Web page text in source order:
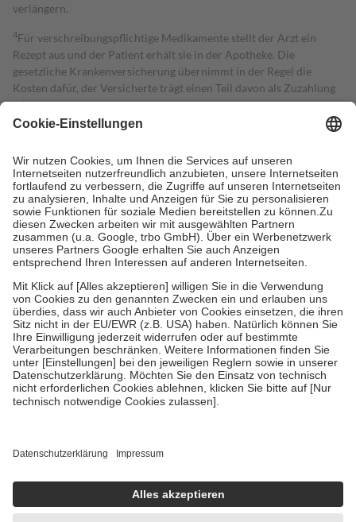
verlängern.
4Für verschreibungspflichtige Medikamente stellt der Arzt ein
Rezept aus und der Patient erhält sie in der Apotheke. Die
gesetzliche Krankenversicherung übernimmt in der Regel die
Kosten dafür, der Versicherte trägt einen Teil davon als Zuzahlung
mit.
Grundsätzlich leisten Mitglieder Zuzahlungen in Höhe von zehn
höchstens zehn Euro.
Es sind jedoch nie mehr als die tatsächlichen
Kosten der Leistung zu entrichten.
Diese Regeln gelten grundsätzlich auch für Online-Apotheken.
Bei Heilmitteln und häuslicher Krankenpflege beträgt die
Zuzahlung zehn Prozent der Kosten sowie zehn Euro je
Verordnung.
Um das Engagement der Versicherten für ihre eigene Gesundheit zu
stärken und die besondere Stellung der Familie zu unterstützen,
fallenkeine Zuzahlungenan bei:
• Kindern und Jugendlichen bis zum vollendeten 18. Lebensjahr
mit Ausnahme der Fahrkosten
• Untersuchungen zur Vorsorge und Früherkennung, die von der
GKV getragen werden
• empfohlenen Schutzimpfungen
• Harn- und Blutteststreifen
getroffen, um sicherzustellen, dass es sich um echte Bewertungen
https://help.etrusted.com/hc/de/articles/4419944605341
Einige Bilder und Inhalte wurden unter Zuhilfenahme künstlicher